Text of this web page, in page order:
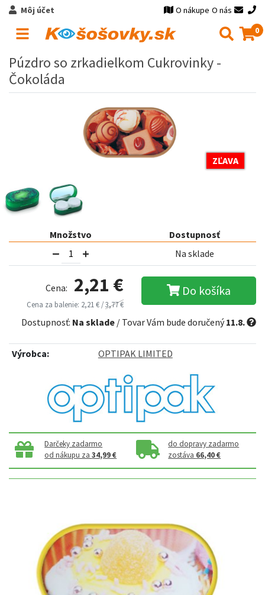
Môj účet O nákupe O nás
0
Púzdro so zrkadielkom Cukrovinky -
Čokoláda
ZĽAVA
Množstvo
Dostupnosť
Na sklade
Cena: 2,21 €
Cena za balenie: 2,21 € /3,77 €
Do košíka
Dostupnosť: Na sklade / Tovar Vám bude doručený11.8.
Výrobca: OPTIPAK LIMITED
Darčeky zadarmo
od nákupu za34,99 €
do dopravy zadarmo
zostáva 66,40 €